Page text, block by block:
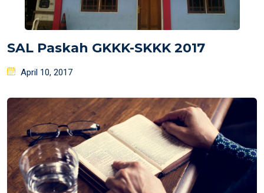
SAL Paskah GKKK-SKKK 2017
Posted
April 10, 2017